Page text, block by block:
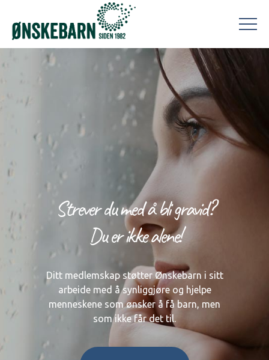
Ditt medlemskap støtter Ønskebarn i sitt
arbeide med å synliggjøre og hjelpe
menneskene som ønsker å få barn, men
som ikke får det til.
Strever du med å bli gravid?
Du er ikke alene!